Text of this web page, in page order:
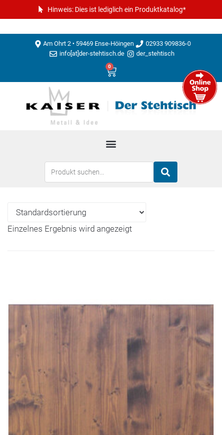
Hinweis: Dies ist lediglich ein Produktkatalog*
Am Ohrt 2 • 59469 Ense-Höingen
02933 909836-0
info[at]der-stehtisch.de
der_stehtisch
0
Einzelnes Ergebnis wird angezeigt